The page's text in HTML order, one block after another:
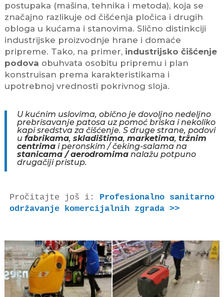
postupaka (mašina, tehnika i metoda), kojа se
značajno razlikuje od čišćenja pločica i drugih
obloga u kućama i stanovima. Slično distinkciji
industrijske proizvodnje hrane i domaće
pripreme. Tako, na primer, industrijsko čišćenje
podova obuhvata osobitu pripremu i plan
konstruisan prema karakteristikama i
upotrebnoj vrednosti pokrivnog sloja.
U kućnim uslovima, obično je dovoljno nedeljno
prebrisavanje patosa uz pomoć briska i nekoliko
kapi sredstva za čišćenje. S druge strane, podovi
u fabrikama, skladištima, marketima, tržnim
centrima i peronskim / čeking-salama na
stanicama / aerodromima nalažu potpuno
drugačiji pristup.
Pročitajte još i: Profesionalno sanitarno
održavanje komercijalnih zgrada >>